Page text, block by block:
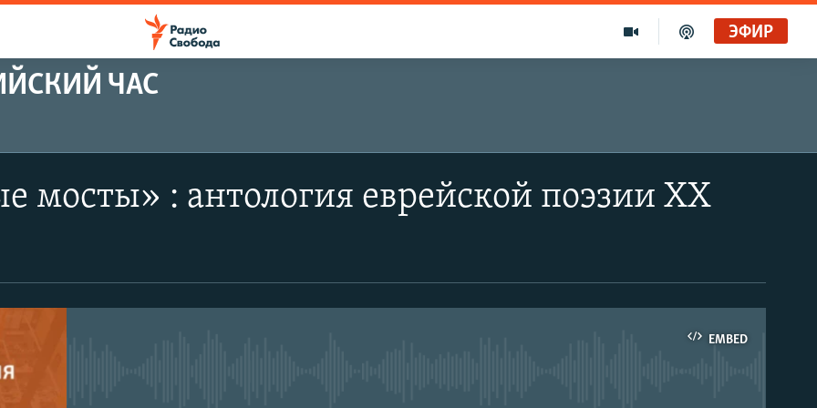
ЭФИР
ЧАС
мосты» : антология еврейской поэзии ХХ
EMBED